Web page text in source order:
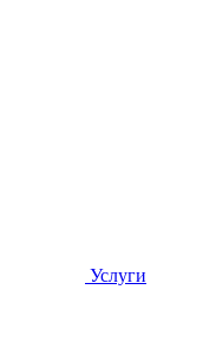
Услуги